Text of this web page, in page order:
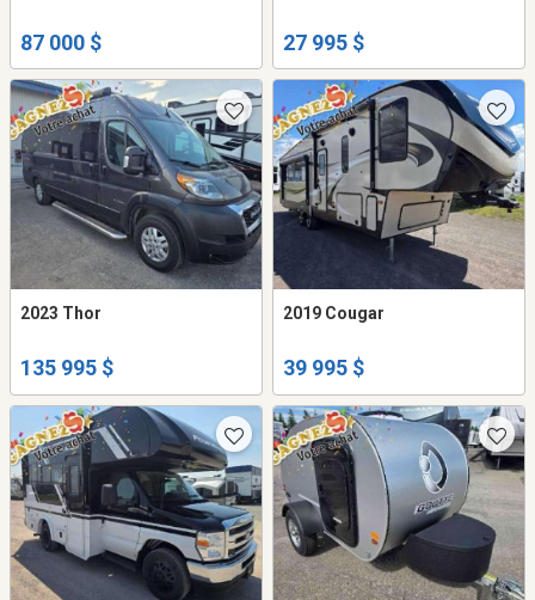
87 000 $ 27 995 $
2023 Thor
135 995 $
2019 Cougar
39 995 $